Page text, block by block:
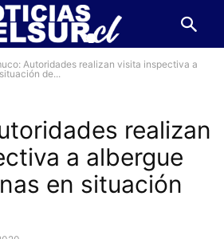
Autoridades realizan visita inspectiva a
de...
realizan
a albergue
en situación